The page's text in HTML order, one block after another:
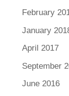
February
January
April 2017
September
June 2016